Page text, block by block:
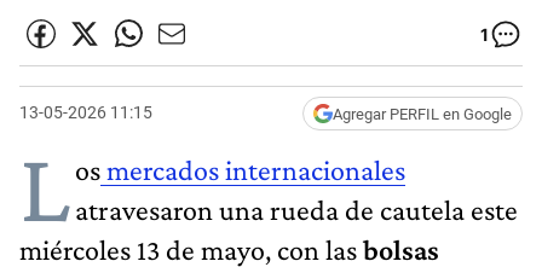
1
13-05-2026 11:15 Agregar PERFIL en Google
Losmercados internacionales
atravesaron una rueda de cautela este
miércoles 13 de mayo, con lasbolsas